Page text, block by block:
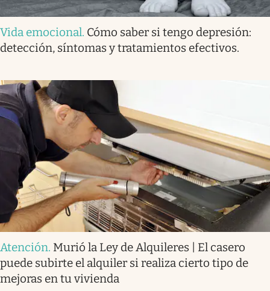
Vida emocional. Cómo saber si tengo depresión:
detección, síntomas y tratamientos efectivos.
Atención. Murió la Ley de Alquileres | El casero
puede subirte el alquiler si realiza cierto tipo de
mejoras en tu vivienda